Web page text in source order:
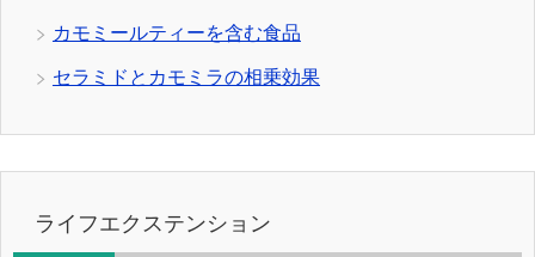
カモミールティーを含む食品
セラミドとカモミラの相乗効果
ライフエクステンション